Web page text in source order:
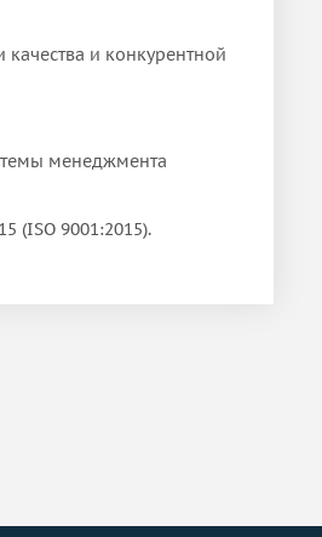
и конкурентной
менеджмента
(ISO 9001:2015).